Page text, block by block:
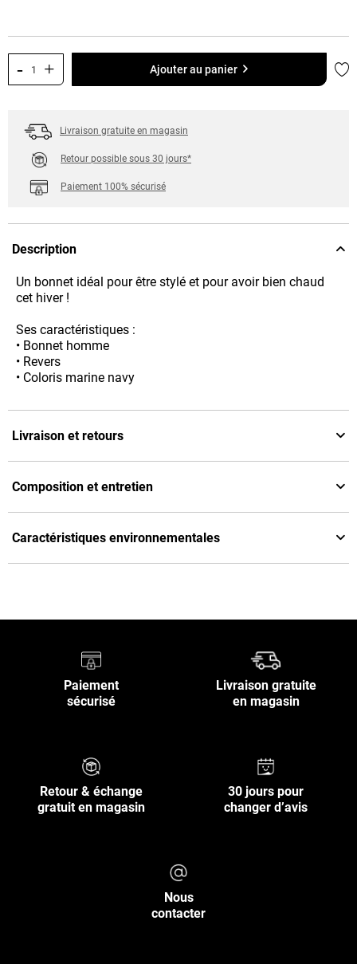
- + Ajouter au panier
Livraison gratuite en magasin
Retour possible sous 30 jours*
Paiement 100% sécurisé
Description
Un bonnet idéal pour être stylé et pour avoir bien chaud
cet hiver !
Ses caractéristiques :
• Bonnet homme
• Revers
• Coloris marine navy
Livraison et retours
Composition et entretien
Caractéristiques environnementales
Paiement
sécurisé
Livraison gratuite
en magasin
Retour & échange
gratuit en magasin
30 jours pour
changer d’avis
Nous
contacter